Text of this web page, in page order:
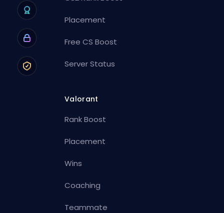
Placement
Free CS Boost
Server Status
Valorant
Rank Boost
Placement
Wins
Coaching
Teammate